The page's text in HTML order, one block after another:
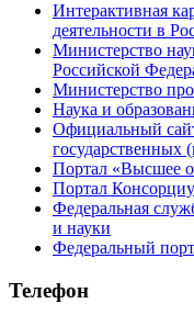
Интерактивная
деятельности в
Министерство
Российской
Министерство
Наука и
Официальный
государственных
Портал «Высшее
Портал
Федеральная
и науки
Федеральный
Телефон